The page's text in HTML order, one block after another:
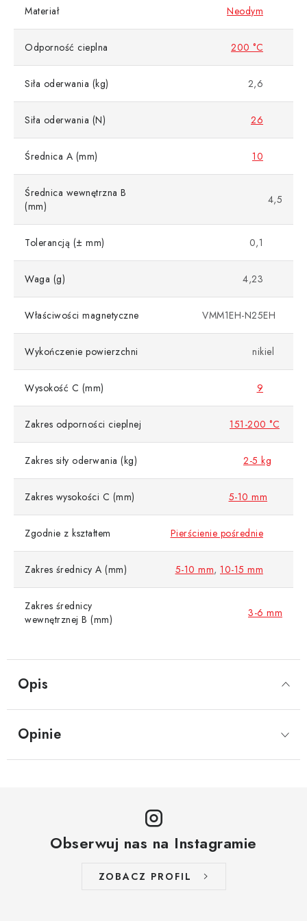
Opis
Materiał Neodym
Odporność cieplna 200 °C
Siła oderwania (kg) 2,6
Siła oderwania (N) 26
Średnica A (mm) 10
Średnica wewnętrzna B
(mm)
4,5
Tolerancją (± mm) 0,1
Waga (g) 4,23
Właściwości magnetyczne VMM1EH-N25EH
Wykończenie powierzchni nikiel
Wysokość C (mm) 9
Zakres odporności cieplnej 151-200 °C
Zakres siły oderwania (kg) 2-5 kg
Zakres wysokości C (mm) 5-10 mm
Zgodnie z kształtem Pierścienie pośrednie
Zakres średnicy A (mm) 5-10 mm, 10-15 mm
Zakres średnicy
wewnętrznej B (mm)
3-6 mm
Opinie
Obserwuj nas na Instagramie
ZOBACZ PROFIL